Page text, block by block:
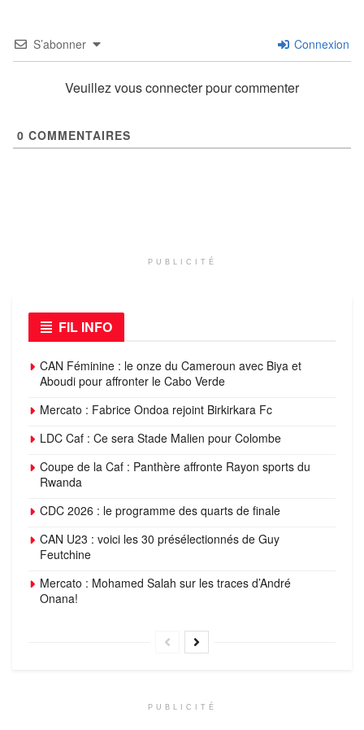
S’abonner Connexion
Veuillez vous connecter pour commenter
0 COMMENTAIRES
PUBLICITÉ
FIL INFO
CAN Féminine : le onze du Cameroun avec Biya et
Aboudi pour affronter le Cabo Verde
Mercato : Fabrice Ondoa rejoint Birkirkara Fc
LDC Caf : Ce sera Stade Malien pour Colombe
Coupe de la Caf : Panthère affronte Rayon sports du
Rwanda
CDC 2026 : le programme des quarts de finale
CAN U23 : voici les 30 présélectionnés de Guy
Feutchine
Mercato : Mohamed Salah sur les traces d’André
Onana!
PUBLICITÉ